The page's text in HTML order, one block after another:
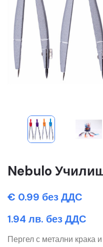
Nebulo
€ 0.99 без ДДС
1.94 лв. без ДДС
Пергел с метални крака